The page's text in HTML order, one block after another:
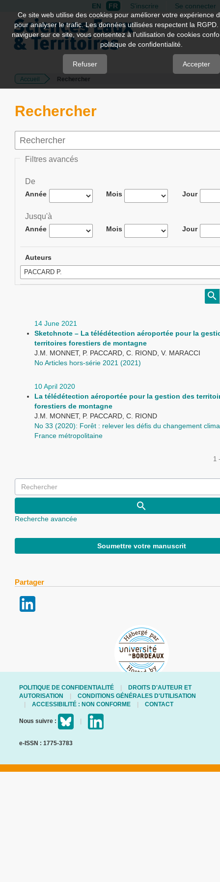
Quick
jump
page
Main
Content
EN FR S'inscrire Se connecter
Accueil Rechercher
Rechercher
Filtres avancés
De
Année Mois Jour
Jusqu'à
Année Mois Jour
Auteurs
14 June 2021
Sketchnote – La télédétection aéroportée pour la
territoires forestiers de montagne
J.M. MONNET, P. PACCARD, C. RIOND, V. MARACCI
No Articles hors-série 2021 (2021)
10 April 2020
La télédétection aéroportée pour la gestion des
forestiers de montagne
J.M. MONNET, P. PACCARD, C. RIOND
No 33 (2020): Forêt : relever les défis du changement
France métropolitaine
1
Recherche avancée
Soumettre votre manuscrit
Partager
POLITIQUE DE CONFIDENTIALITÉ
DROITS D'AUTEUR ET
AUTORISATION
CONDITIONS GÉNÉRALES D'UTILISATION
ACCESSIBILITÉ : NON CONFORME
CONTACT
Nous suivre :
e-ISSN : 1775-3783
Ce site web utilise des cookies pour améliorer votre expérience
pour analyser le trafic. Les données utilisées respectent la
naviguer sur ce site, vous consentez à l'utilisation de cookies
politique de confidentialité.
Refuser Accepter